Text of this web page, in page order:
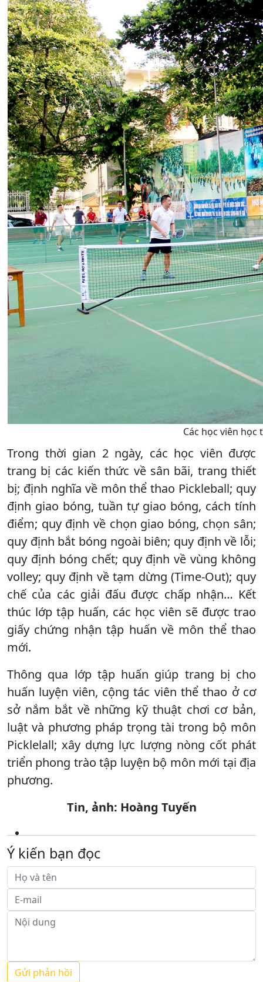
Các học viên
Trong thời gian 2 ngày, các học viên được
trang bị các kiến thức về sân bãi, trang thiết
bị; định nghĩa về môn thể thao Pickleball; quy
định giao bóng, tuần tự giao bóng, cách tính
điểm; quy định về chọn giao bóng, chọn sân;
quy định bắt bóng ngoài biên; quy định về lỗi;
quy định bóng chết; quy định về vùng không
volley; quy định về tạm dừng (Time-Out); quy
chế của các giải đấu được chấp nhận… Kết
thúc lớp tập huấn, các học viên sẽ được trao
giấy chứng nhận tập huấn về môn thể thao
mới.
Thông qua lớp tập huấn giúp trang bị cho
huấn luyện viên, cộng tác viên thể thao ở cơ
sở nắm bắt về những kỹ thuật chơi cơ bản,
luật và phương pháp trọng tài trong bộ môn
Picklelall; xây dựng lực lượng nòng cốt phát
triển phong trào tập luyện bộ môn mới tại địa
phương.
Tin, ảnh: Hoàng Tuyến
Ý kiến bạn đọc